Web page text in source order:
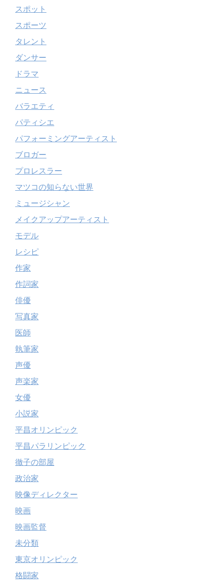
スポット
スポーツ
タレント
ダンサー
ドラマ
ニュース
バラエティ
パティシエ
パフォーミングアーティスト
ブロガー
プロレスラー
マツコの知らない世界
ミュージシャン
メイクアップアーティスト
モデル
レシピ
作家
作詞家
俳優
写真家
医師
執筆家
声優
声楽家
女優
小説家
平昌オリンピック
平昌パラリンピック
徹子の部屋
政治家
映像ディレクター
映画
映画監督
未分類
東京オリンピック
格闘家